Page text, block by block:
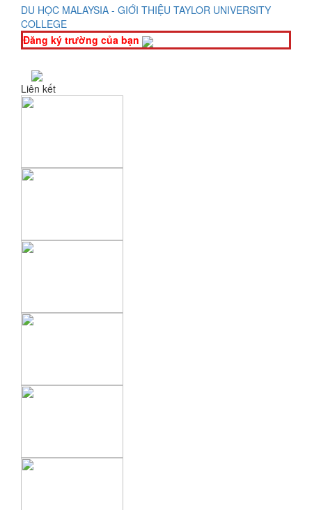
DU HỌC MALAYSIA - GIỚI THIỆU TAYLOR UNIVERSITY
COLLEGE
Đăng ký trường của bạn
Liên kết